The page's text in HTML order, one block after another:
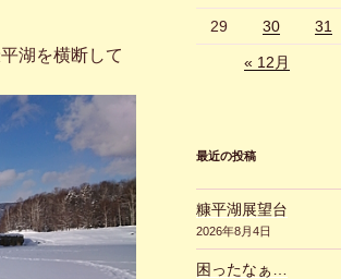
湖を横断して
29 30 31
« 12月
最近の投稿
糠平湖展望台
2026年8月4日
困ったなぁ…